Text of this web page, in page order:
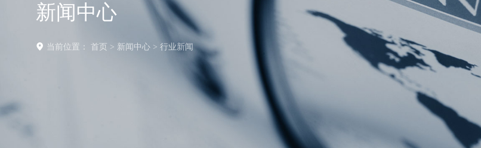
新闻中心
当前位置： 首页 > 新闻中心> 行业新闻